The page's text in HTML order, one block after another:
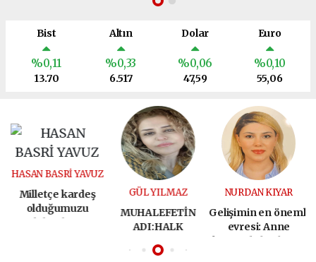
Bist
%0,11
13.70
Altın
%0,33
6.517
Dolar
%0,06
47,59
Euro
%0,10
55,06
HASAN BASRİ YAVUZ
Milletçe kardeş
olduğumuzu
bilmeliyiz
GÜL YILMAZ
MUHALEFETİN
ADI:HALK
NURDAN KIYAR
Gelişimin en önemli
evresi: Anne
karnında başlayan